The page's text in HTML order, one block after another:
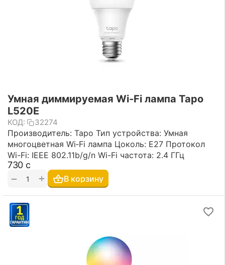
Умная диммируемая Wi‑Fi лампа Tapo
L520E
КОД: 32274
Производитель: Tapo Тип устройства: Умная
многоцветная Wi‑Fi лампа Цоколь: E27 Протокол
Wi-Fi: IEEE 802.11b/g/n Wi-Fi частота: 2.4 ГГц
‍730‍ с
+
− В корзину